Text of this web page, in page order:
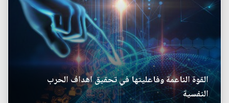
القوة الناعمة وفاعليتها في تحقيق اهداف الحرب
النفسية